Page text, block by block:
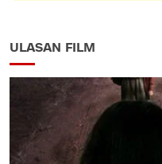
ULASAN FILM